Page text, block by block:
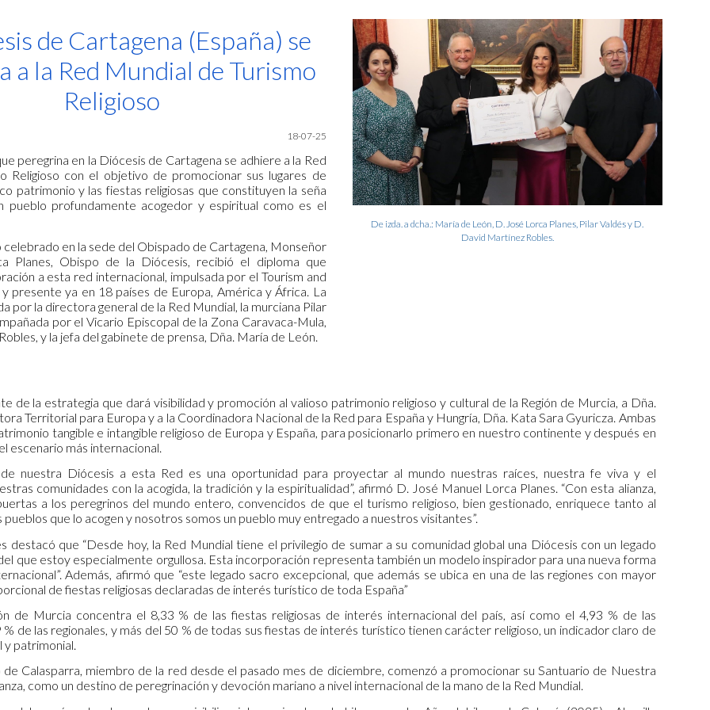
to main content Skip to navigation
de Cartagena (España) se
a la Red Mundial de Turismo
Religioso
18-07-25
peregrina en la Diócesis de Cartagena se adhiere a la Red
Religioso con el objetivo de promocionar sus lugares de
patrimonio y las fiestas religiosas que constituyen la seña
pueblo profundamente acogedor y espiritual como es el
en la sede del Obispado de Cartagena, Monseñor
Planes, Obispo de la Diócesis, recibió el diploma que
a esta red internacional, impulsada por el Tourism and
presente ya en 18 países de Europa, América y África. La
por la directora general de la Red Mundial, la murciana Pilar
por el Vicario Episcopal de la Zona Caravaca-Mula,
y la jefa del gabinete de prensa, Dña. María de León.
De izda. a dcha.: María de León, D. José Lorca Planes, Pilar Valdés y D.
David Martínez Robles.
de la estrategia que dará visibilidad y promoción al valioso patrimonio religioso y cultural de la Región de Murcia, a Dña.
Territorial para Europa y a la Coordinadora Nacional de la Red para España y Hungría, Dña. Kata Sara Gyuricza. Ambas
tangible e intangible religioso de Europa y España, para posicionarlo primero en nuestro continente y después en
escenario más internacional.
de nuestra Diócesis a esta Red es una oportunidad para proyectar al mundo nuestras raíces, nuestra fe viva y el
comunidades con la acogida, la tradición y la espiritualidad”, afirmó D. José Manuel Lorca Planes. “Con esta alianza,
a los peregrinos del mundo entero, convencidos de que el turismo religioso, bien gestionado, enriquece tanto al
que lo acogen y nosotros somos un pueblo muy entregado a nuestros visitantes”.
destacó que “Desde hoy, la Red Mundial tiene el privilegio de sumar a su comunidad global una Diócesis con un legado
que estoy especialmente orgullosa. Esta incorporación representa también un modelo inspirador para una nueva forma
Además, afirmó que “este legado sacro excepcional, que además se ubica en una de las regiones con mayor
de fiestas religiosas declaradas de interés turístico de toda España”
de Murcia concentra el 8,33 % de las fiestas religiosas de interés internacional del país, así como el 4,93 % de las
% de las regionales, y más del 50 % de todas sus fiestas de interés turístico tienen carácter religioso, un indicador claro de
y patrimonial.
de Calasparra, miembro de la red desde el pasado mes de diciembre, comenzó a promocionar su Santuario de Nuestra
como un destino de peregrinación y devoción mariano a nivel internacional de la mano de la Red Mundial.